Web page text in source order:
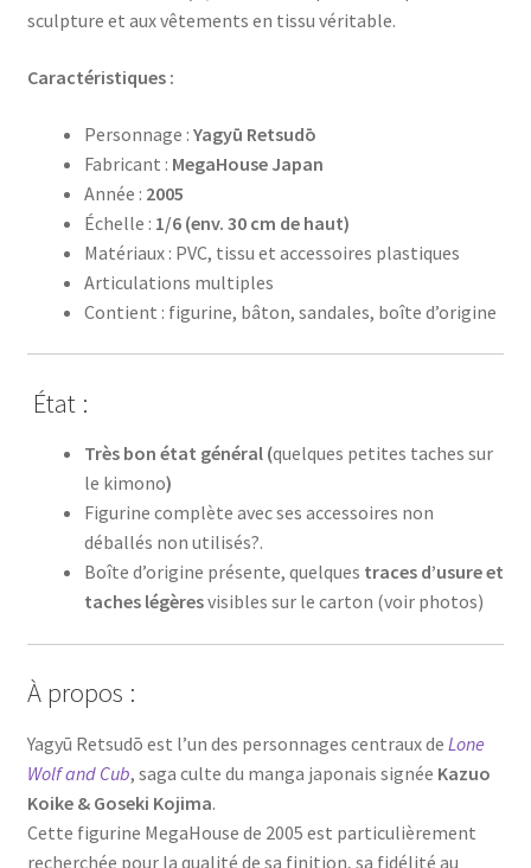
sculpture et aux vêtements en tissu véritable.
Caractéristiques :
Personnage : Yagyū Retsudō
Fabricant : MegaHouse Japan
Année : 2005
Échelle : 1/6 (env. 30 cm de haut)
Matériaux : PVC, tissu et accessoires plastiques
Articulations multiples
Contient : figurine, bâton, sandales, boîte d’origine
État :
Très bon état général (quelques petites taches sur
le kimono)
Figurine complète avec ses accessoires non
déballés non utilisés?.
Boîte d’origine présente, quelques traces d’usure et
taches légèresvisibles sur le carton (voir photos)
À propos :
Yagyū Retsudō est l’un des personnages centraux de Lone
Wolf and Cub, saga culte du manga japonais signée Kazuo
Koike & Goseki Kojima.
Cette figurine MegaHouse de 2005 est particulièrement
recherchée pour la qualité de sa finition, sa fidélité au